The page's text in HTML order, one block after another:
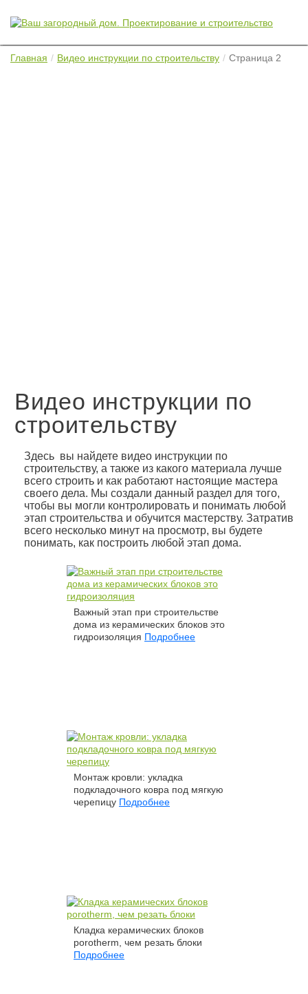
Главная Видео инструкции по строительству Страница 2
Видео инструкции по
строительству
Здесь вы найдете видео инструкции по
строительству, а также из какого материала лучше
всего строить и как работают настоящие мастера
своего дела. Мы создали данный раздел для того,
чтобы вы могли контролировать и понимать любой
этап строительства и обучится мастерству. Затратив
всего несколько минут на просмотр, вы будете
понимать, как построить любой этап дома.
Важный этап при строительстве
дома из керамических блоков это
гидроизоляция Подробнее
Монтаж кровли: укладка
подкладочного ковра под мягкую
черепицу Подробнее
Кладка керамических блоков
porotherm, чем резать блоки
Подробнее